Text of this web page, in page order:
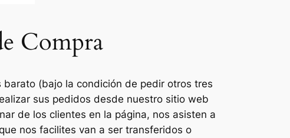
Compra
(bajo la condición de pedir otros tres
sus pedidos desde nuestro sitio web
de los clientes en la página, nos asisten a
nos facilites van a ser transferidos o